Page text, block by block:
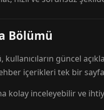
Bölümü
güncel
içerikleri tek bir
kolay inceleyebilir ve